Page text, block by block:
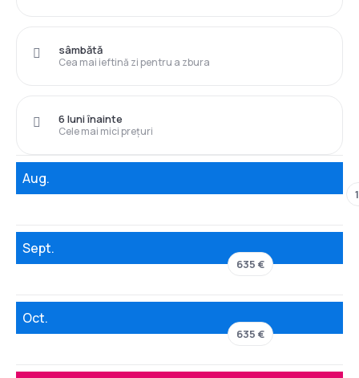
Cea mai ieftină zi pentru a zbura
sâmbătă
Cele mai mici prețuri
6 luni înainte
Aug.
Sept.
635 €
Oct.
635 €